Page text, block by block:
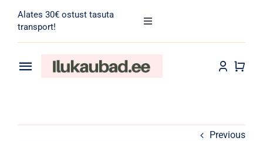
content
Alates 30€ ostust tasuta
transport!
Toggle
for:
Toggle
Previous